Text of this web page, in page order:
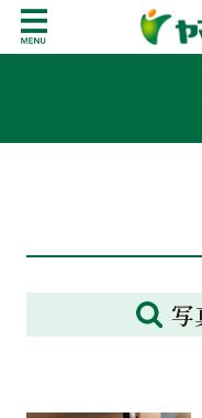
o
鹿児島
新築の
の方
ーワ
ヤマサ
写